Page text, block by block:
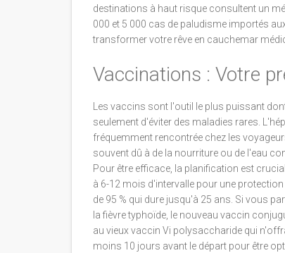
destinations à haut risque consultent un
000 et 5 000 cas de paludisme importés
transformer votre rêve en cauchemar
Vaccinations : Votre
Les vaccins sont l'outil le plus puissant
seulement d'éviter des maladies rares.
fréquemment rencontrée chez les
souvent dû à de la nourriture ou de l'eau
Pour être efficace, la planification est
à 6-12 mois d'intervalle pour une
de 95 % qui dure jusqu'à 25 ans. Si vous
la fièvre typhoïde, le nouveau vaccin
au vieux vaccin Vi polysaccharide qui
moins 10 jours avant le départ pour être